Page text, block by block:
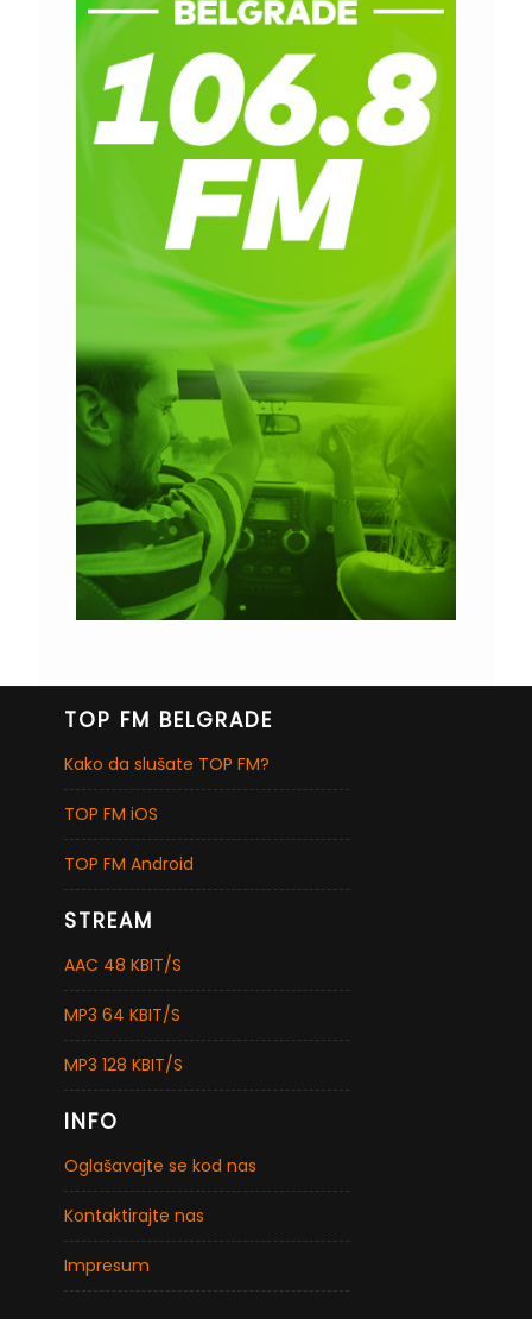
TOP FM BELGRADE
Kako da slušate TOP FM?
TOP FM iOS
TOP FM Android
STREAM
AAC 48 KBIT/S
MP3 64 KBIT/S
MP3 128 KBIT/S
INFO
Oglašavajte se kod nas
Kontaktirajte nas
Impresum